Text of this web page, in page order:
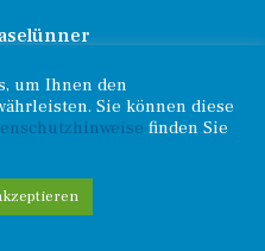
Datenschutz
um Ihnen den
Sie können diese
finden Sie